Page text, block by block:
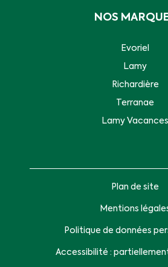
NOS
Evoriel
Lamy
Richardière
Terranae
Lamy Vacances
Plan de site
Mentions
Politique de données
Accessibilité :